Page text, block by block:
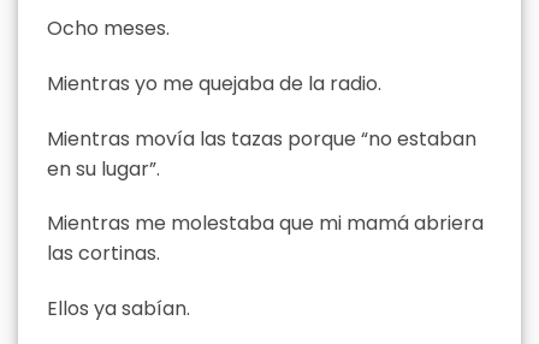
Ocho meses.
Mientras yo me quejaba de la radio.
Mientras movía las tazas porque “no estaban
en su lugar”.
Mientras me molestaba que mi mamá abriera
las cortinas.
Ellos ya sabían.